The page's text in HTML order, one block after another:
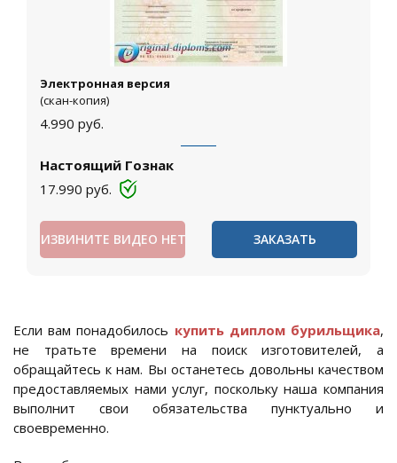
Электронная версия
(скан-копия)
4.990 руб.
Настоящий Гознак
17.990 руб.
ИЗВИНИТЕ ВИДЕО НЕТ ЗАКАЗАТЬ
Если вам понадобилось купить диплом бурильщика,
не тратьте времени на поиск изготовителей, а
обращайтесь к нам. Вы останетесь довольны качеством
предоставляемых нами услуг, поскольку наша компания
выполнит свои обязательства пунктуально и
своевременно.